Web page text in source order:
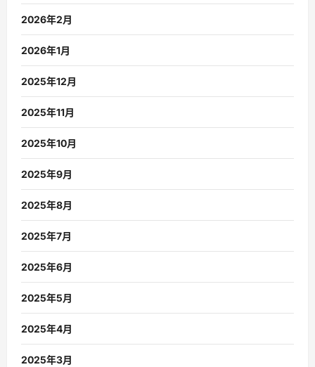
2026年2月
2026年1月
2025年12月
2025年11月
2025年10月
2025年9月
2025年8月
2025年7月
2025年6月
2025年5月
2025年4月
2025年3月